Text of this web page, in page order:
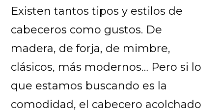
Existen tantos tipos y estilos de
cabeceros como gustos. De
madera, de forja, de mimbre,
clásicos, más modernos… Pero si lo
que estamos buscando es la
comodidad, el cabecero acolchado